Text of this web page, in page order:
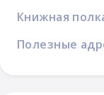
Книжная
Полезные